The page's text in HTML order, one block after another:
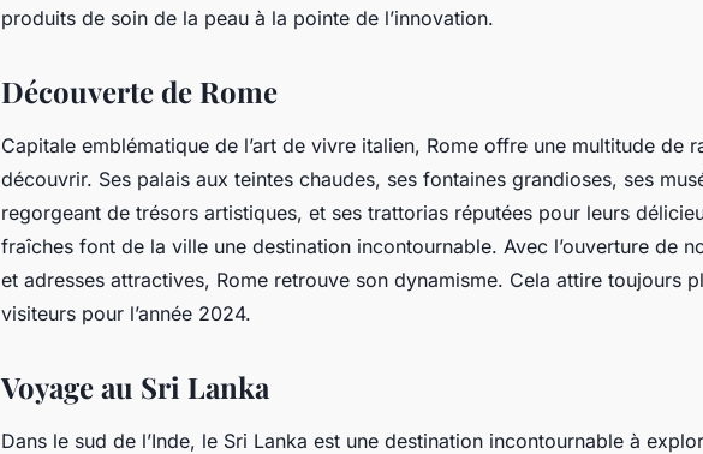
produits de soin de la peau à la pointe de l’innovation.
Découverte de Rome
Capitale emblématique de l’art de vivre italien, Rome offre une multitude de
découvrir. Ses palais aux teintes chaudes, ses fontaines grandioses, ses
regorgeant de trésors artistiques, et ses trattorias réputées pour leurs
fraîches font de la ville une destination incontournable. Avec l’ouverture de
et adresses attractives, Rome retrouve son dynamisme. Cela attire toujours
visiteurs pour l’année 2024.
Voyage au Sri Lanka
Dans le sud de l’Inde, le Sri Lanka est une destination incontournable à